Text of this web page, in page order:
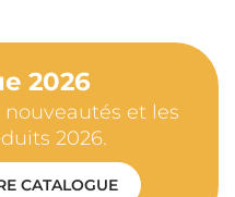
2026
et les
2026.
CATALOGUE